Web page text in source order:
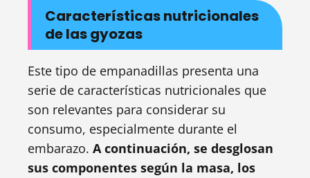
Características nutricionales
de las gyozas
Este tipo de empanadillas presenta una
serie de características nutricionales que
son relevantes para considerar su
consumo, especialmente durante el
embarazo. A continuación, se desglosan
sus componentes según la masa, los